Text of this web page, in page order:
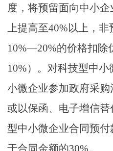
度，将预留面向中小
上提高至40%以上，非
10%—20%的价格扣除
10%）。对科技型中小
小微企业参加政府采购
或以保函、电子增信
型中小微企业合同预
于合同金额的30%。